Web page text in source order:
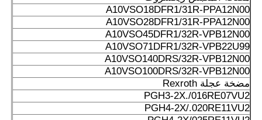
A10VSO18DFR1/31R-PPA12N00
A10VSO28DFR1/31R-PPA12N00
A10VSO45DFR1/32R-VPB12N00
A10VSO71DFR1/32R-VPB22U99
A10VSO140DRS/32R-VPB12N00
A10VSO100DRS/32R-VPB12N00
مضخة عجلة Rexroth
PGH3-2X./016RE07VU2
PGH4-2X/.020RE11VU2